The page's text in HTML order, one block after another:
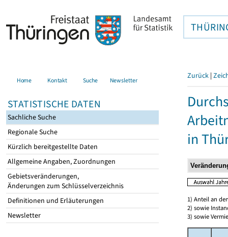
Home Kontakt Suche Newsletter
STATISTISCHE DATEN
Sachliche Suche
Regionale Suche
Kürzlich bereitgestellte Daten
Allgemeine Angaben, Zuordnungen
Gebietsveränderungen,
Änderungen zum Schlüsselverzeichnis
Definitionen und Erläuterungen
Newsletter
Zurück |
in
1) Anteil an
2) sowie
3) sowie